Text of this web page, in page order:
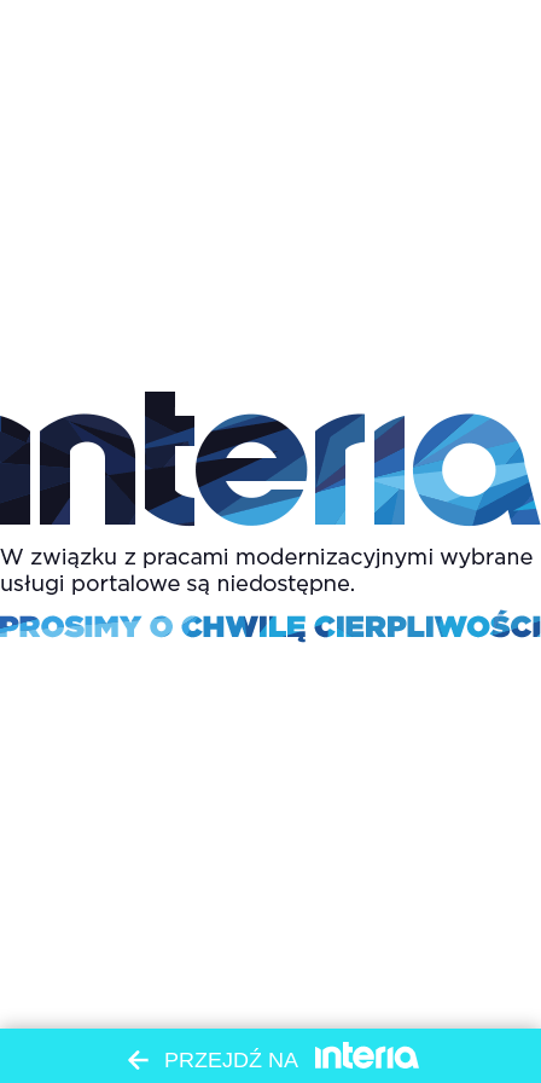
PRZEJDŹ NA